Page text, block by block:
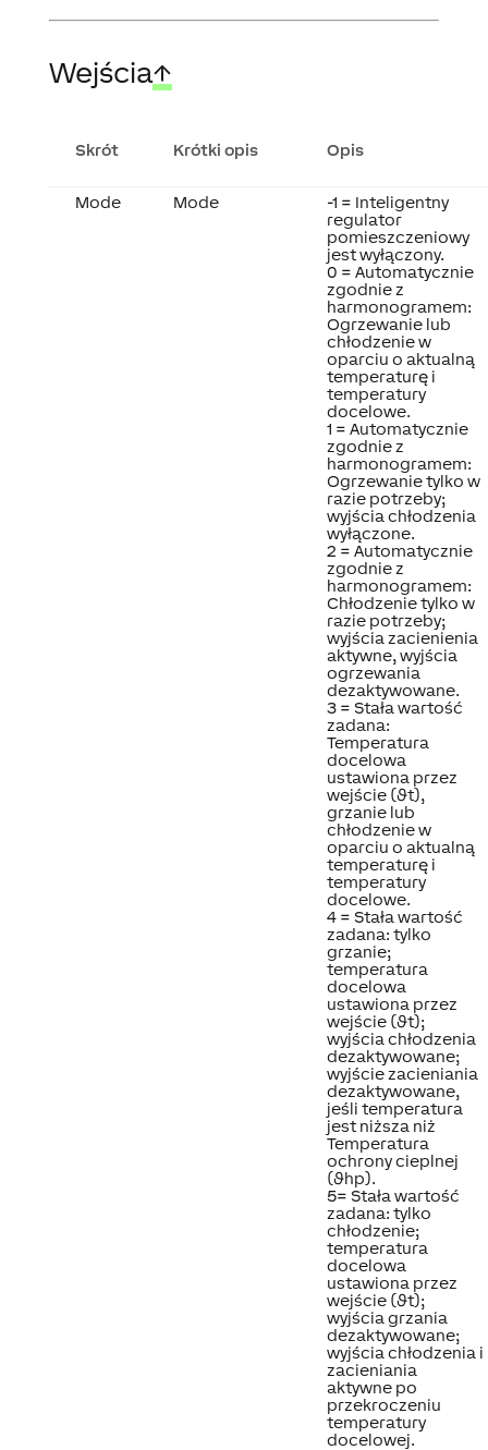
Wejścia↑
Skrót Krótki opis Opis
Mode Mode
-1 = Inteligentny
regulator
pomieszczeniowy
jest wyłączony.
0 = Automatycznie
zgodnie z
harmonogramem:
Ogrzewanie lub
chłodzenie w
oparciu o aktualną
temperaturę i
temperatury
docelowe.
1 = Automatycznie
zgodnie z
harmonogramem:
Ogrzewanie tylko w
razie potrzeby;
wyjścia chłodzenia
wyłączone.
2 = Automatycznie
zgodnie z
harmonogramem:
Chłodzenie tylko w
razie potrzeby;
wyjścia zacienienia
aktywne, wyjścia
ogrzewania
dezaktywowane.
3 = Stała wartość
zadana:
Temperatura
docelowa
ustawiona przez
wejście (ϑt),
grzanie lub
chłodzenie w
oparciu o aktualną
temperaturę i
temperatury
docelowe.
4 = Stała wartość
zadana: tylko
grzanie;
temperatura
docelowa
ustawiona przez
wejście (ϑt);
wyjścia chłodzenia
dezaktywowane;
wyjście zacieniania
dezaktywowane,
jeśli temperatura
jest niższa niż
Temperatura
ochrony cieplnej
(ϑhp).
5= Stała wartość
zadana: tylko
chłodzenie;
temperatura
docelowa
ustawiona przez
wejście (ϑt);
wyjścia grzania
dezaktywowane;
wyjścia chłodzenia i
zacieniania
aktywne po
przekroczeniu
temperatury
docelowej.